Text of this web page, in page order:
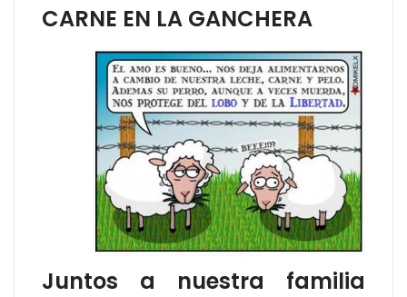
CARNE EN LA GANCHERA
Juntos a nuestra familia